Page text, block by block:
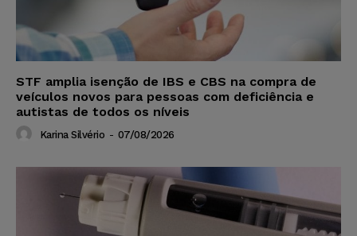
STF amplia isenção de IBS e CBS na compra de
veículos novos para pessoas com deficiência e
autistas de todos os níveis
Karina Silvério - 07/08/2026